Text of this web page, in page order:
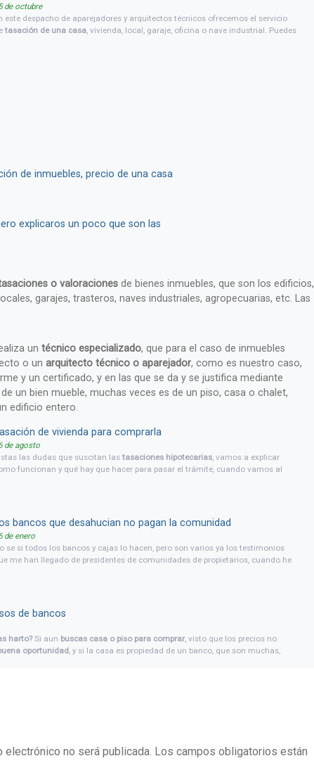
de octubre
este despacho de aparejadores y arquitectos técnicos ofrecemos el servicio
tasación de una casa, vivienda, local, garaje, oficina o nave industrial. Puedes
de inmuebles, precio de una casa
explicaros un poco que son las
o valoraciones de bienes inmuebles, que son los edificios,
garajes, trasteros, naves industriales, agropecuarias, etc. Las
un técnico especializado, que para el caso de inmuebles
o un arquitecto técnico o aparejador, como es nuestro caso,
y un certificado, y en las que se da y se justifica mediante
un bien mueble, muchas veces es de un piso, casa o chalet,
edificio entero.
de vivienda para comprarla
de agosto
las dudas que suscitan las tasaciones hipotecarias, vamos a explicar
funcionan y qué hay que hacer para pasar el trámite, cuando vamos al
bancos que desahucian no pagan la comunidad
de enero
se si todos los bancos y cajas lo hacen, pero son varios ya los testimonios
me han llegado de presidentes de comunidades de propietarios, cuando he
comunidad.
de bancos
harto? Si aun buscas casa o piso para comprar, visto que los precios no
oportunidad, y si la casa es propiedad de un banco, que son muchas,
electrónico no será publicada. Los campos obligatorios están